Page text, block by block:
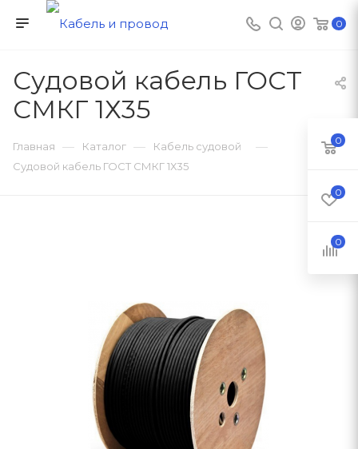
0
Судовой кабель ГОСТ
СМКГ 1Х35
Главная — Каталог — Кабель судовой —
Судовой кабель ГОСТ СМКГ 1Х35
0
0
0